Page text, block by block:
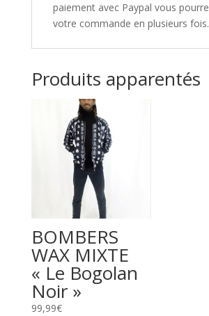
paiement avec Paypal vous
votre commande en plusieurs fois.
Produits apparentés
BOMBERS
WAX MIXTE
« Le Bogolan
Noir »
99,99€